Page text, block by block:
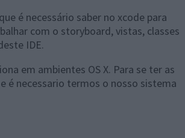
é necessário saber no xcode para
com o storyboard, vistas, classes
IDE.
em ambientes OS X. Para se ter as
é necessario termos o nosso sistema